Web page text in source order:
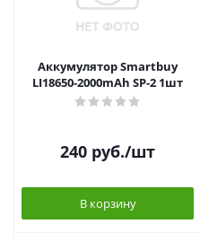
Аккумулятор Smartbuy
LI18650-2000mAh SP-2 1шт
240 руб./шт
В корзину